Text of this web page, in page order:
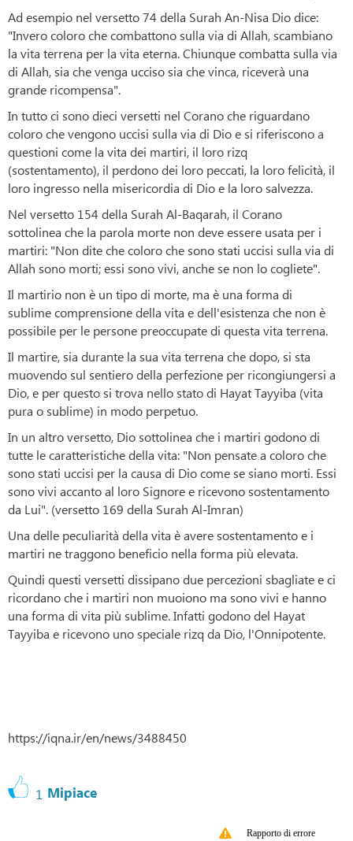
Ad esempio nel versetto 74 della Surah An-Nisa Dio dice:
"Invero coloro che combattono sulla via di Allah, scambiano
la vita terrena per la vita eterna. Chiunque combatta sulla via
di Allah, sia che venga ucciso sia che vinca, riceverà una
grande ricompensa".
In tutto ci sono dieci versetti nel Corano che riguardano
coloro che vengono uccisi sulla via di Dio e si riferiscono a
questioni come la vita dei martiri, il loro rizq
(sostentamento), il perdono dei loro peccati, la loro felicità, il
loro ingresso nella misericordia di Dio e la loro salvezza.
Nel versetto 154 della Surah Al-Baqarah, il Corano
sottolinea che la parola morte non deve essere usata per i
martiri: "Non dite che coloro che sono stati uccisi sulla via di
Allah sono morti; essi sono vivi, anche se non lo cogliete".
Il martirio non è un tipo di morte, ma è una forma di
sublime comprensione della vita e dell'esistenza che non è
possibile per le persone preoccupate di questa vita terrena.
Il martire, sia durante la sua vita terrena che dopo, si sta
muovendo sul sentiero della perfezione per ricongiungersi a
Dio, e per questo si trova nello stato di Hayat Tayyiba (vita
pura o sublime) in modo perpetuo.
In un altro versetto, Dio sottolinea che i martiri godono di
tutte le caratteristiche della vita: "Non pensate a coloro che
sono stati uccisi per la causa di Dio come se siano morti. Essi
sono vivi accanto al loro Signore e ricevono sostentamento
da Lui". (versetto 169 della Surah Al-Imran)
Una delle peculiarità della vita è avere sostentamento e i
martiri ne traggono beneficio nella forma più elevata.
Quindi questi versetti dissipano due percezioni sbagliate e ci
ricordano che i martiri non muoiono ma sono vivi e hanno
una forma di vita più sublime. Infatti godono del Hayat
Tayyiba e ricevono uno speciale rizq da Dio, l'Onnipotente.
https://iqna.ir/en/news/3488450
1 Mipiace
Rapporto di errore